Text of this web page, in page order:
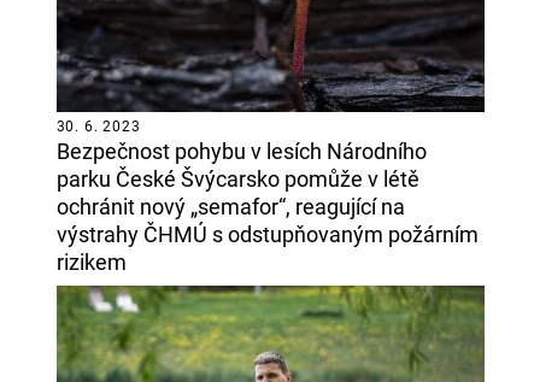
Bezpečnost pohybu v lesích Národního
parku České Švýcarsko pomůže v létě
ochránit nový „semafor“, reagující na
výstrahy ČHMÚ s odstupňovaným požárním
rizikem
30. 6. 2023